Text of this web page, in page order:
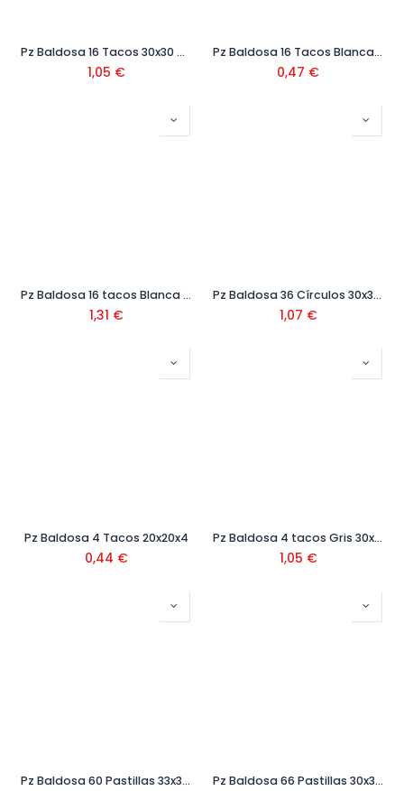
Pz Baldosa 16 Tacos 30x30 Ref.316
1,05 €
Pz Baldosa 16 Tacos Blanca 20x20 Ref.216
0,47 €
Pz Baldosa 16 tacos Blanca 33x33x3 Ref.317
1,31 €
Pz Baldosa 36 Círculos 30x30 Ref.36-C
1,07 €
Pz Baldosa 4 Tacos 20x20x4
0,44 €
Pz Baldosa 4 tacos Gris 30x30x4 Ref.300
1,05 €
Pz Baldosa 60 Pastillas 33x33x4 Ref.330 Pz Baldosa 66 Pastillas 30x30x4 Ref.366